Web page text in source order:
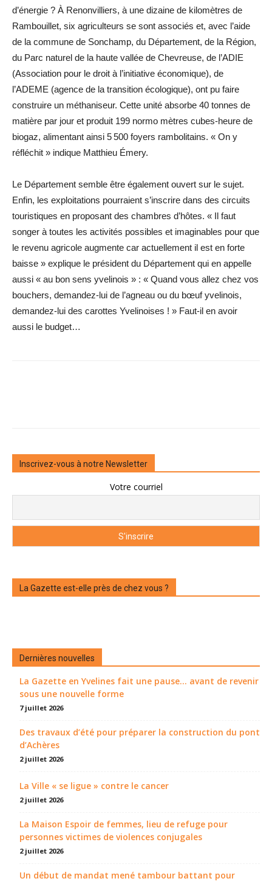
d’énergie ? À Renonvilliers, à une dizaine de kilomètres de
Rambouillet, six agriculteurs se sont associés et, avec l’aide
de la commune de Sonchamp, du Département, de la Région,
du Parc naturel de la haute vallée de Chevreuse, de l’ADIE
(Association pour le droit à l’initiative économique), de
l’ADEME (agence de la transition écologique), ont pu faire
construire un méthaniseur. Cette unité absorbe 40 tonnes de
matière par jour et produit 199 normo mètres cubes-heure de
biogaz, alimentant ainsi 5 500 foyers rambolitains. « On y
réfléchit » indique Matthieu Émery.
Le Département semble être également ouvert sur le sujet.
Enfin, les exploitations pourraient s’inscrire dans des circuits
touristiques en proposant des chambres d’hôtes. « Il faut
songer à toutes les activités possibles et imaginables pour que
le revenu agricole augmente car actuellement il est en forte
baisse » explique le président du Département qui en appelle
aussi « au bon sens yvelinois » : « Quand vous allez chez vos
bouchers, demandez-lui de l’agneau ou du bœuf yvelinois,
demandez-lui des carottes Yvelinoises ! » Faut-il en avoir
aussi le budget…
Inscrivez-vous à notre Newsletter
Votre courriel
La Gazette est-elle près de chez vous ?
Dernières nouvelles
La Gazette en Yvelines fait une pause... avant de revenir
sous une nouvelle forme
7 juillet 2026
Des travaux d’été pour préparer la construction du pont
d’Achères
2 juillet 2026
La Ville « se ligue » contre le cancer
2 juillet 2026
La Maison Espoir de femmes, lieu de refuge pour
personnes victimes de violences conjugales
2 juillet 2026
Un début de mandat mené tambour battant pour